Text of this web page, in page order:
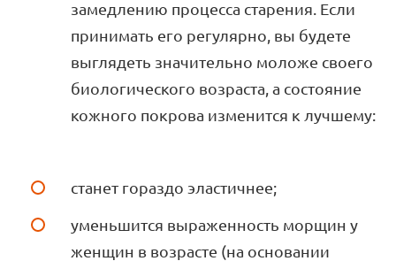
замедлению процесса старения. Если
принимать его регулярно, вы будете
выглядеть значительно моложе своего
биологического возраста, а состояние
кожного покрова изменится к лучшему:
станет гораздо эластичнее;
уменьшится выраженность морщин у
женщин в возрасте (на основании